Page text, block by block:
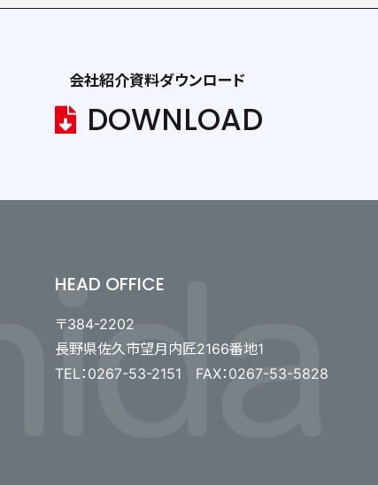
会社紹介資料ダウンロード
DOWNLOAD
HEAD OFFICE
〒384-2202
長野県佐久市望月内匠2166番地1
TEL：0267-53-2151 FAX：0267-53-5828